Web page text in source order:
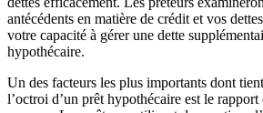
antécédents en matière de crédit et vos
votre capacité à gérer une dette
hypothécaire.
Un des facteurs les plus importants dont
l’octroi d’un prêt hypothécaire est le